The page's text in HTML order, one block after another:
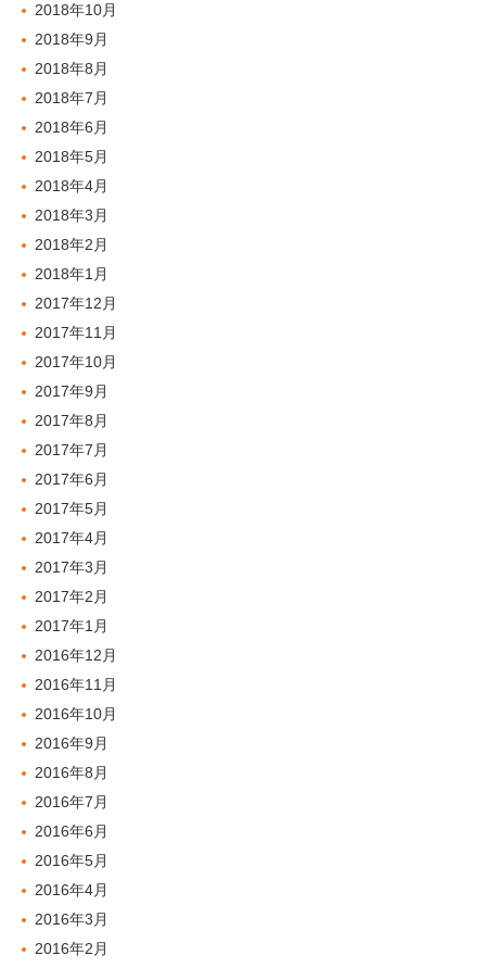
2018年10月
2018年9月
2018年8月
2018年7月
2018年6月
2018年5月
2018年4月
2018年3月
2018年2月
2018年1月
2017年12月
2017年11月
2017年10月
2017年9月
2017年8月
2017年7月
2017年6月
2017年5月
2017年4月
2017年3月
2017年2月
2017年1月
2016年12月
2016年11月
2016年10月
2016年9月
2016年8月
2016年7月
2016年6月
2016年5月
2016年4月
2016年3月
2016年2月